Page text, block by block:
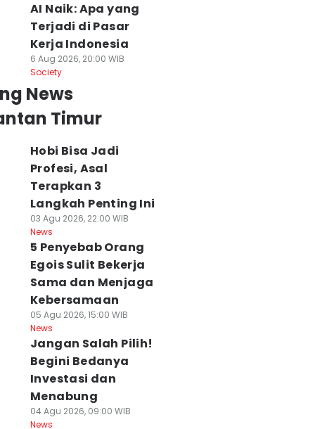
AI Naik: Apa yang
Terjadi di Pasar
Kerja Indonesia
6 Aug 2026, 20:00 WIB
Society
News
Timur
Hobi Bisa Jadi
Profesi, Asal
Terapkan 3
Langkah Penting Ini
03 Agu 2026, 22:00 WIB
News
5 Penyebab Orang
Egois Sulit Bekerja
Sama dan Menjaga
Kebersamaan
05 Agu 2026, 15:00 WIB
News
Jangan Salah Pilih!
Begini Bedanya
Investasi dan
Menabung
04 Agu 2026, 09:00 WIB
News